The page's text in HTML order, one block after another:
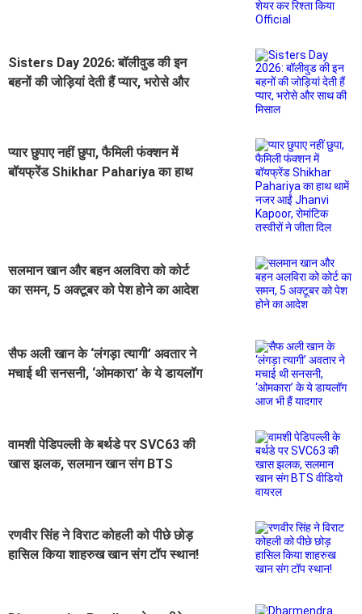
Sisters Day 2026: बॉलीवुड की इन
बहनों की जोड़ियां देती हैं प्यार, भरोसे और
प्यार छुपाए नहीं छुपा, फैमिली फंक्शन में
बॉयफ्रेंड Shikhar Pahariya का हाथ
सलमान खान और बहन अलविरा को कोर्ट
का समन, 5 अक्टूबर को पेश होने का आदेश
सैफ अली खान के ‘लंगड़ा त्यागी’ अवतार ने
मचाई थी सनसनी, ‘ओमकारा’ के ये डायलॉग
वामशी पेडिपल्ली के बर्थडे पर SVC63 की
खास झलक, सलमान खान संग BTS
रणवीर सिंह ने विराट कोहली को पीछे छोड़
हासिल किया शाहरुख खान संग टॉप स्थान!